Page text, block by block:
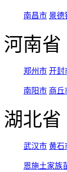
南昌市 景德
河南省
郑州市 开封
南阳市 商丘
湖北省
武汉市 黄石
恩施土家族